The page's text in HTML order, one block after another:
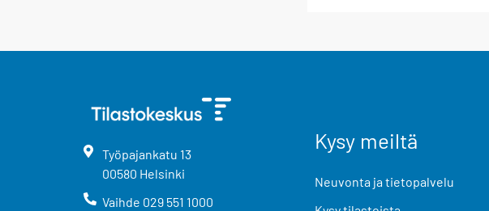
Työpajankatu 13
00580 Helsinki
Vaihde 029 551 1000
Kysy meiltä
Neuvonta ja tietopalvelu